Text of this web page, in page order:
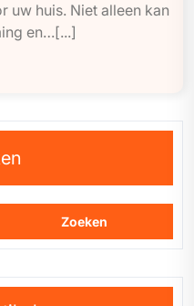
uw huis. Niet alleen kan
en…[...]
Zoeken